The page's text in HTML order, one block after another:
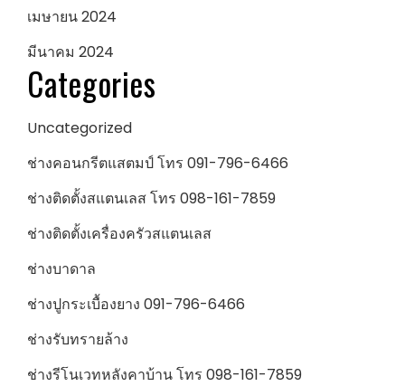
เมษายน 2024
มีนาคม 2024
Categories
Uncategorized
ช่างคอนกรีตแสตมป์ โทร 091-796-6466
ช่างติดตั้งสแตนเลส โทร 098-161-7859
ช่างติดตั้งเครื่องครัวสแตนเลส
ช่างบาดาล
ช่างปูกระเบื้องยาง 091-796-6466
ช่างรับทรายล้าง
ช่างรีโนเวทหลังคาบ้าน โทร 098-161-7859